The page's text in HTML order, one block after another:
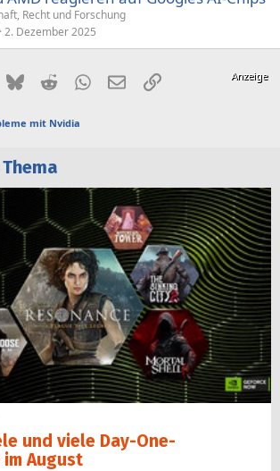
Recht und Forschung
2. Dezember 2025
(Twitter)
BlueskyRedditWhatsApp
E-MailLink
mit Nvidia
und viele Day-One-
August